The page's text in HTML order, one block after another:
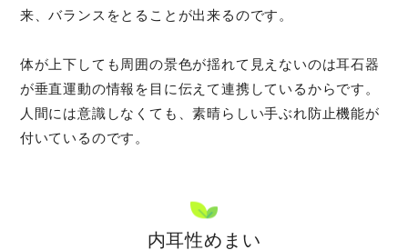
来、バランスをとることが出来るのです。
体が上下しても周囲の景色が揺れて見えないのは耳石器
が垂直運動の情報を目に伝えて連携しているからです。
人間には意識しなくても、素晴らしい手ぶれ防止機能が
付いているのです。
内耳性めまい